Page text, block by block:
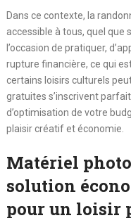
Dans ce contexte, la
accessible à tous, quel que
l’occasion de pratiquer,
rupture financière, ce qui
certains loisirs culturels
gratuites s’inscrivent
d’optimisation de votre
plaisir créatif et économie.
Matériel photo
solution
pour un loisir